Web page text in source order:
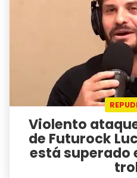
Violento
de Futurock
está superado